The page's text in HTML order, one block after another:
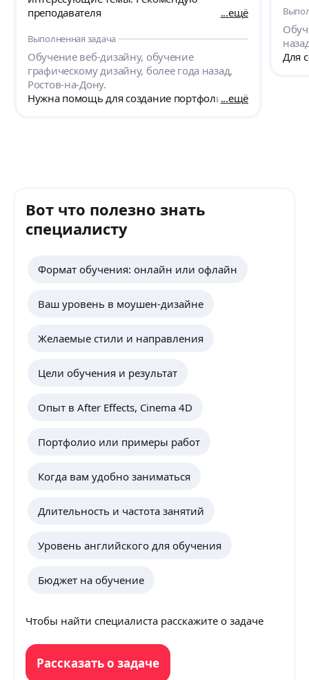
преподавателя
ещё
Выполненная задача
Обучение веб-дизайну, обучение
графическому дизайну, более года назад,
Ростов-на-Дону.
Нужна помощь для создание портфолио.ещё
Для
Вот что полезно знать
специалисту
Формат обучения: онлайн или офлайн
Ваш уровень в моушен-дизайне
Желаемые стили и направления
Цели обучения и результат
Опыт в After Effects, Cinema 4D
Портфолио или примеры работ
Когда вам удобно заниматься
Длительность и частота занятий
Уровень английского для обучения
Бюджет на обучение
Чтобы найти специалиста расскажите о задаче
Рассказать о задаче